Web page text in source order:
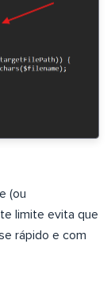
(ou
limite evita que
rápido e com